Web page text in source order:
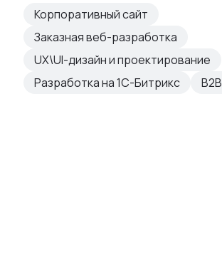
Корпоративный сайт
Заказная веб-разработка
UX\UI-дизайн и проектирование
Разработка на 1С-Битрикс
B2B